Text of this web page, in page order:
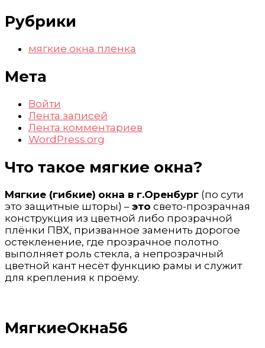
Рубрики
мягкие окна пленка
Мета
Войти
Лента записей
Лента комментариев
WordPress.org
Что такое мягкие окна?
Мягкие (гибкие) окна в г.Оренбург (по сути
это защитные шторы) – это свето-прозрачная
конструкция из цветной либо прозрачной
плёнки ПВХ, призванное заменить дорогое
остекленение, где прозрачное полотно
выполняет роль стекла, а непрозрачный
цветной кант несёт функцию рамы и служит
для крепления к проёму.
МягкиеОкна56